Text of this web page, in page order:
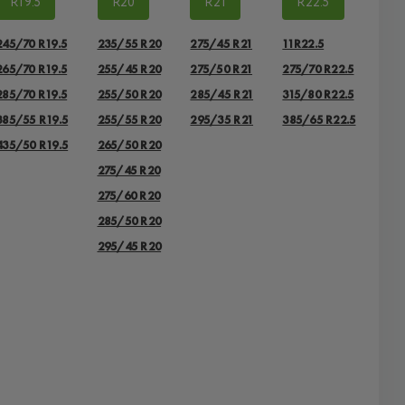
70 R19.5
70 R19.5
70 R19.5
55 R19.5
50 R19.5
235/55 R20
255/45 R20
255/50 R20
255/55 R20
265/50 R20
275/45 R20
275/60 R20
285/50 R20
295/45 R20
275/45 R21
275/50 R21
285/45 R21
295/35 R21
11R22.5
275/70 R22.5
315/80 R22.5
385/65 R22.5